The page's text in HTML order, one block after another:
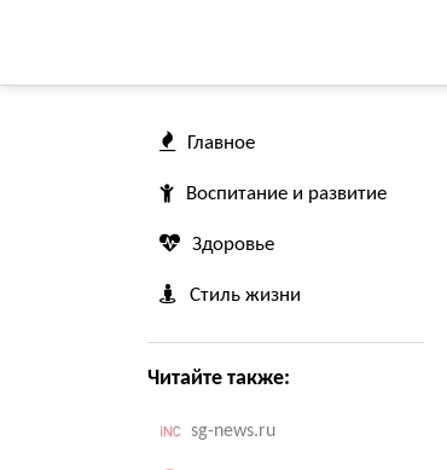
Главное
Воспитание и развитие
Здоровье
Стиль жизни
Читайте также:
sg-news.ru